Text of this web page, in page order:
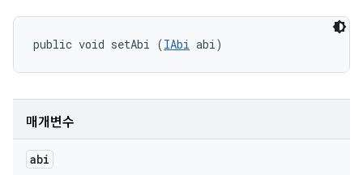
public void setAbi (IAbi abi)
매개변수
abi